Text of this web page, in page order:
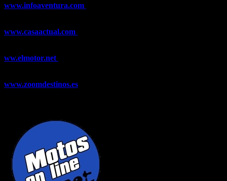
www.infoaventura.com
www.casaactual.com
ww.elmotor.net
www.zoomdestinos.es